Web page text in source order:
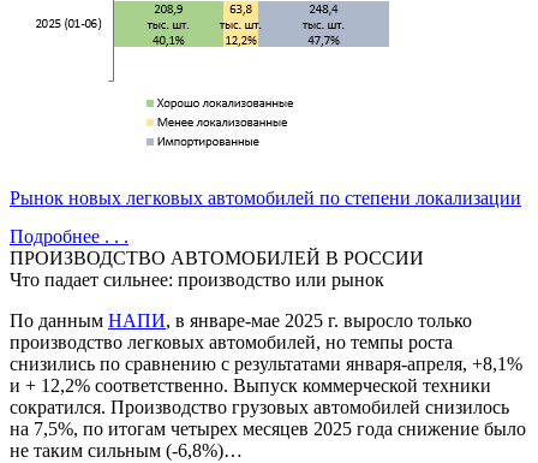
Рынок новых легковых автомобилей по степени локализации
Подробнее . . .
ПРОИЗВОДСТВО АВТОМОБИЛЕЙ В РОССИИ
Что падает сильнее: производство или рынок
По данным НАПИ, в январе-мае 2025 г. выросло только
производство легковых автомобилей, но темпы роста
снизились по сравнению с результатами января-апреля, +8,1%
и + 12,2% соответственно. Выпуск коммерческой техники
сократился. Производство грузовых автомобилей снизилось
на 7,5%, по итогам четырех месяцев 2025 года снижение было
не таким сильным (-6,8%)…